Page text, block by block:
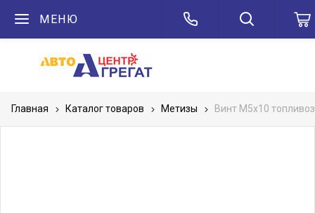
МЕНЮ
Главная Каталог товаров Метизы Винт М5х10